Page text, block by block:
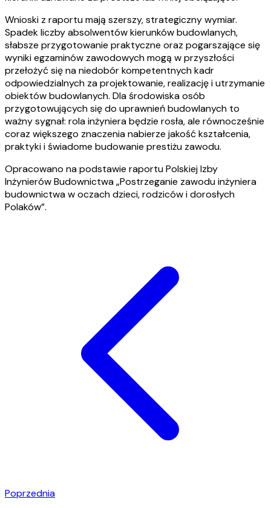
Wnioski z raportu mają szerszy, strategiczny wymiar.
Spadek liczby absolwentów kierunków budowlanych,
słabsze przygotowanie praktyczne oraz pogarszające się
wyniki egzaminów zawodowych mogą w przyszłości
przełożyć się na niedobór kompetentnych kadr
odpowiedzialnych za projektowanie, realizację i utrzymanie
obiektów budowlanych. Dla środowiska osób
przygotowujących się do uprawnień budowlanych to
ważny sygnał: rola inżyniera będzie rosła, ale równocześnie
coraz większego znaczenia nabierze jakość kształcenia,
praktyki i świadome budowanie prestiżu zawodu.
Opracowano na podstawie raportu Polskiej Izby
Inżynierów Budownictwa „Postrzeganie zawodu inżyniera
budownictwa w oczach dzieci, rodziców i dorosłych
Polaków”.
Poprzednia